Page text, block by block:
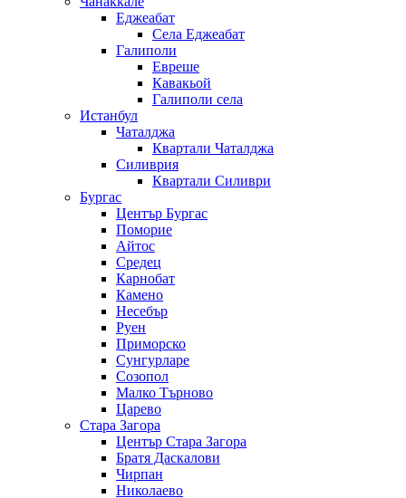
Еджеабат
Села Еджеабат
Галиполи
Евреше
Кавакьой
Галиполи села
Истанбул
Чаталджа
Квартали Чаталджа
Силиврия
Квартали Силиври
Бургас
Център Бургас
Поморие
Айтос
Средец
Карнобат
Камено
Несебър
Руен
Приморско
Сунгурларе
Созопол
Малко Търново
Царево
Стара Загора
Център Стара Загора
Братя Даскалови
Чирпан
Николаево